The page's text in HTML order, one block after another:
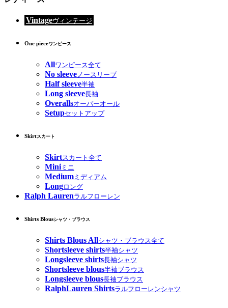
Vintageヴィンテージ
One pieceワンピース
Allワンピース全て
No sleeveノースリーブ
Half sleeve半袖
Long sleeve長袖
Overallsオーバーオール
Setupセットアップ
Skirtスカート
Skirtスカート全て
Miniミニ
Medium ミディアム
Longロング
Ralph Laurenラルフローレン
Shirts Blousシャツ・ブラウス
Shirts Blous Allシャツ・ブラウス全て
Shortsleeve shirts半袖シャツ
Longsleeve shirts長袖シャツ
Shortsleeve blous半袖ブラウス
Longsleeve blous長袖ブラウス
RalphLauren Shirtsラルフローレンシャツ